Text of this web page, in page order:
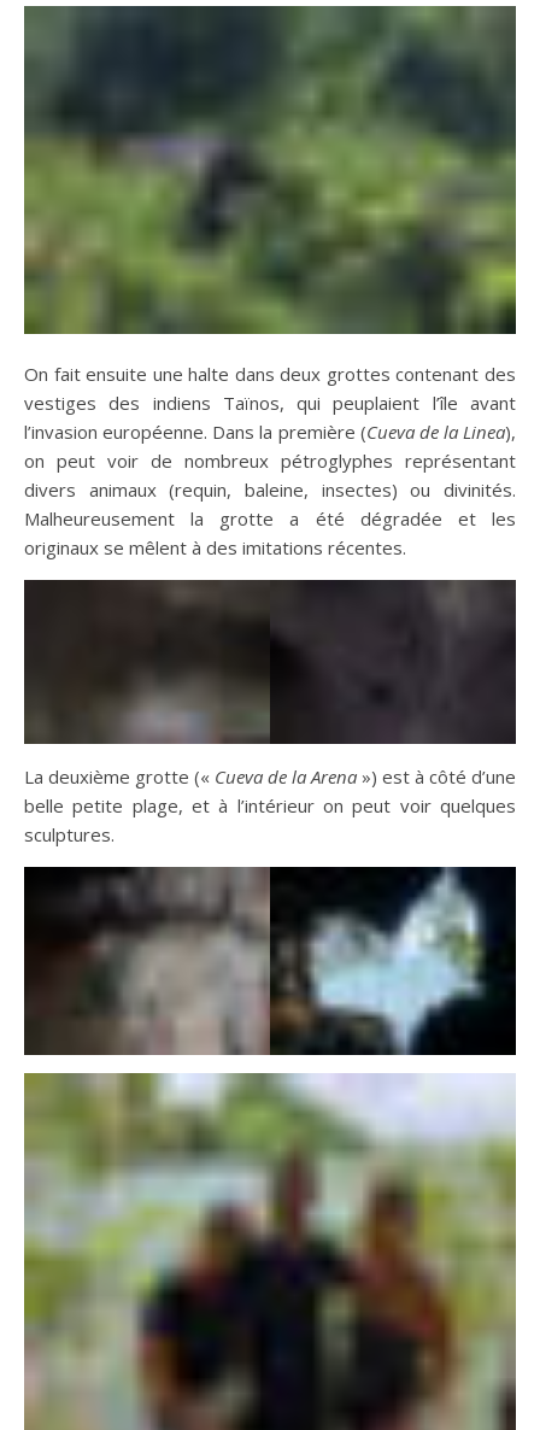
On fait ensuite une halte dans deux grottes contenant des
vestiges des indiens Taïnos, qui peuplaient l’île avant
l’invasion européenne. Dans la première (Cueva de la Linea),
on peut voir de nombreux pétroglyphes représentant
divers animaux (requin, baleine, insectes) ou divinités.
Malheureusement la grotte a été dégradée et les
originaux se mêlent à des imitations récentes.
La deuxième grotte (« Cueva de la Arena ») est à côté d’une
belle petite plage, et à l’intérieur on peut voir quelques
sculptures.